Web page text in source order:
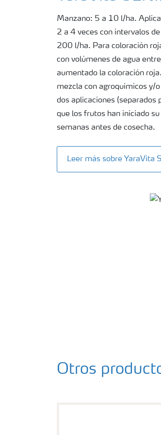
Manzano: 5 a 10 l/ha.
2 a 4 veces con intervalos
200 l/ha. Para coloración
con volúmenes de agua
aumentado la coloración
mezcla con agroquímicos y/
dos aplicaciones (separados
que los frutos han iniciado
semanas antes de cosecha.
Leer más sobre YaraVita
Otros